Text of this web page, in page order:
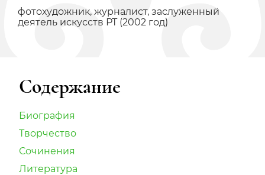
фотохудожник, журналист, заслуженный
деятель искусств РТ (2002 год)
Содержание
Биография
Творчество
Сочинения
Литература